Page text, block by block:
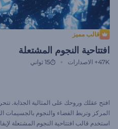
قالب مميز
افتتاحية النجوم المشتعلة
47K+ الاصدارات 15 ثواني
افتح عقلك وروحك على المثالية الجذابة.
المركز وتربط الفضاء والنجوم
استخدم قالب افتتاحية النجوم المشتعلة